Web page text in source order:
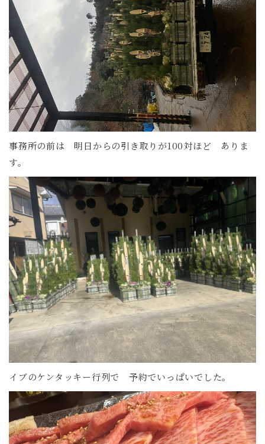
事務所の前は 明日からの引き取りが100対ほど ありま
す。
イブのケンタッキー行列で 予約でいっぱいでした。